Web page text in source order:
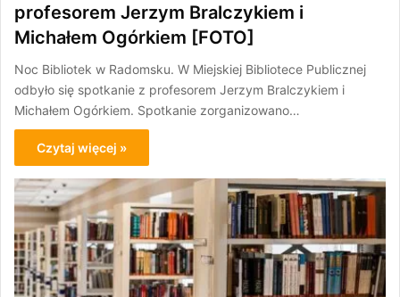
profesorem Jerzym Bralczykiem i
Michałem Ogórkiem [FOTO]
Noc Bibliotek w Radomsku. W Miejskiej Bibliotece Publicznej
odbyło się spotkanie z profesorem Jerzym Bralczykiem i
Michałem Ogórkiem. Spotkanie zorganizowano…
Czytaj więcej »